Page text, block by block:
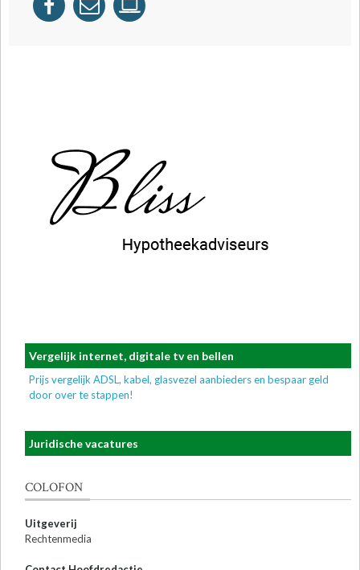
Vergelijk internet, digitale tv en bellen
Prijs vergelijk ADSL, kabel, glasvezel aanbieders en bespaar geld
door over te stappen!
Juridische vacatures
COLOFON
Uitgeverij
Rechtenmedia